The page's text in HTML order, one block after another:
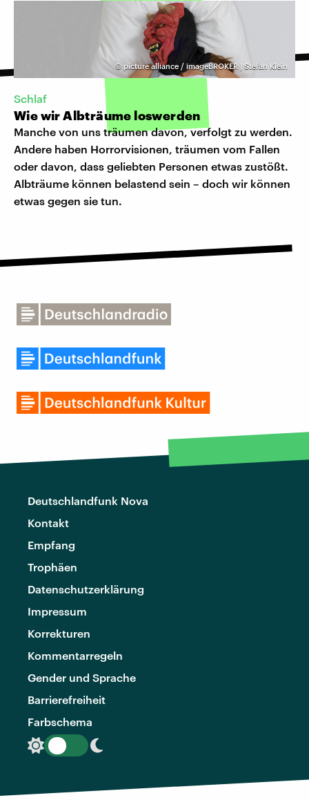
© picture alliance / imageBROKER | Stefan Klein
Schlaf
Wie wir Albträume loswerden
Manche von uns träumen davon, verfolgt zu werden.
Andere haben Horrorvisionen, träumen vom Fallen
oder davon, dass geliebten Personen etwas zustößt.
Albträume können belastend sein – doch wir können
etwas gegen sie tun.
Deutschlandfunk Nova
Kontakt
Empfang
Trophäen
Datenschutzerklärung
Impressum
Korrekturen
Kommentarregeln
Gender und Sprache
Barrierefreiheit
Farbschema